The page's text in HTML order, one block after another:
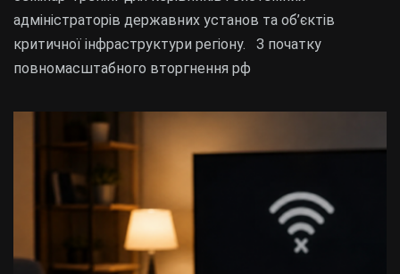
адміністраторів державних установ та об’єктів
критичної інфраструктури регіону. З початку
повномасштабного вторгнення рф